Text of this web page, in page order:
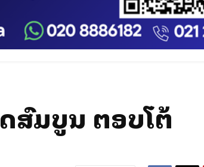
ສົມບູນ ຕອບໂຕ້